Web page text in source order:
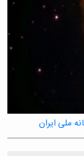
ملی ایران